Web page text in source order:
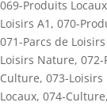
069-Produits Locaux
Loisirs A1 , 070-
071-Parcs de Loisirs
Loisirs Nature, 072-
Culture, 073-
Locaux, 074-Culture,